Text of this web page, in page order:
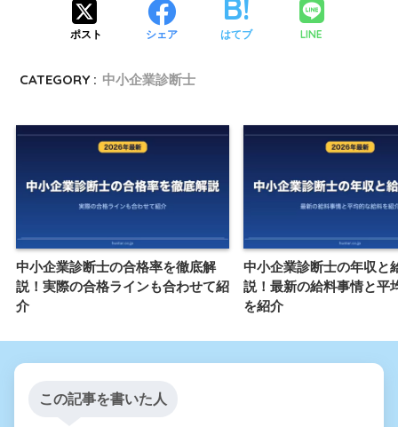
ポスト シェア はてブ LINE
CATEGORY : 中小企業診断士
中小企業診断士の合格率を徹底解
説！実際の合格ラインも合わせて紹
介
中小企業診断士の年収と
説！最新の給料事情と平
を紹介
この記事を書いた人